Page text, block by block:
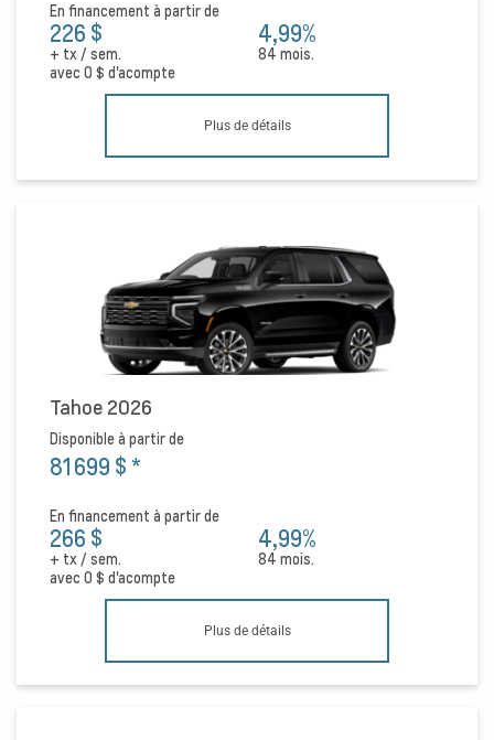
En financement à partir de
226 $
+ tx / sem.
4,99%
84 mois.
avec0 $ d'acompte
Plus de détails
Tahoe 2026
Disponible à partir de
81 699 $*
En financement à partir de
266 $
+ tx / sem.
4,99%
84 mois.
avec0 $ d'acompte
Plus de détails